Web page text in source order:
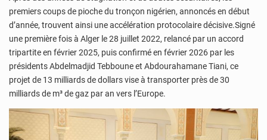
premiers coups de pioche du tronçon nigérien, annoncés en début
d’année, trouvent ainsi une accélération protocolaire décisive.Signé
une première fois à Alger le 28 juillet 2022, relancé par un accord
tripartite en février 2025, puis confirmé en février 2026 par les
présidents Abdelmadjid Tebboune et Abdourahamane Tiani, ce
projet de 13 milliards de dollars vise à transporter près de 30
milliards de m³ de gaz par an vers l’Europe.